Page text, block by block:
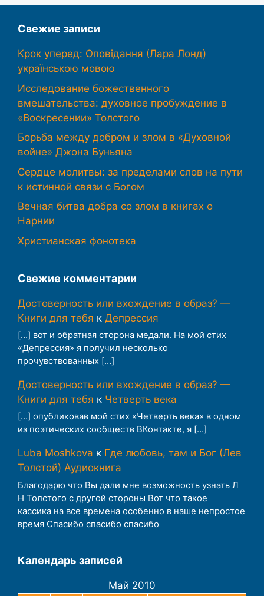
Свежие записи
Крок уперед: Оповідання (Лара Лонд)
українською мовою
Исследование божественного
вмешательства: духовное пробуждение в
«Воскресении» Толстого
Борьба между добром и злом в «Духовной
войне» Джона Буньяна
Сердце молитвы: за пределами слов на пути
к истинной связи с Богом
Вечная битва добра со злом в книгах о
Нарнии
Христианская фонотека
Свежие комментарии
Достоверность или вхождение в образ? —
Книги для тебя к Депрессия
[…] вот и обратная сторона медали. На мой стих
«Депрессия» я получил несколько
прочувствованных […]
Достоверность или вхождение в образ? —
Книги для тебя к Четверть века
[…] опубликовав мой стих «Четверть века» в одном
из поэтических сообществ ВКонтакте, я […]
Luba Moshkova к Где любовь, там и Бог (Лев
Толстой) Аудиокнига
Благодарю что Вы дали мне возможность узнать Л
Н Толстого с другой стороны Вот что такое
кассика на все времена особенно в наше непростое
время Спасибо спасибо спасибо
Календарь записей
Май 2010